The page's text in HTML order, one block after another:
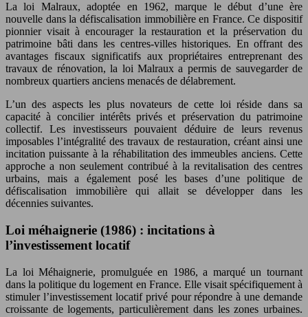
La loi Malraux, adoptée en 1962, marque le début d’une ère
nouvelle dans la défiscalisation immobilière en France. Ce dispositif
pionnier visait à encourager la restauration et la préservation du
patrimoine bâti dans les centres-villes historiques. En offrant des
avantages fiscaux significatifs aux propriétaires entreprenant des
travaux de rénovation, la loi Malraux a permis de sauvegarder de
nombreux quartiers anciens menacés de délabrement.
L’un des aspects les plus novateurs de cette loi réside dans sa
capacité à concilier intérêts privés et préservation du patrimoine
collectif. Les investisseurs pouvaient déduire de leurs revenus
imposables l’intégralité des travaux de restauration, créant ainsi une
incitation puissante à la réhabilitation des immeubles anciens. Cette
approche a non seulement contribué à la revitalisation des centres
urbains, mais a également posé les bases d’une politique de
défiscalisation immobilière qui allait se développer dans les
décennies suivantes.
Loi méhaignerie (1986) : incitations à
l’investissement locatif
La loi Méhaignerie, promulguée en 1986, a marqué un tournant
dans la politique du logement en France. Elle visait spécifiquement à
stimuler l’investissement locatif privé pour répondre à une demande
croissante de logements, particulièrement dans les zones urbaines.